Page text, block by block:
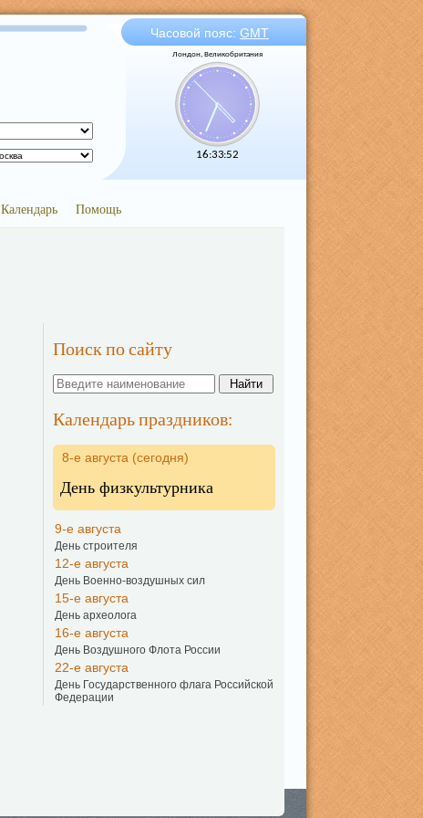
Часовой пояс: GMT
Лондон, Великобритания
16:33:52
Календарь Помощь
Поиск по сайту
Календарь праздников:
8-е августа (сегодня)
День физкультурника
9-е августа
День строителя
12-е августа
День Военно-воздушных сил
15-е августа
День археолога
16-е августа
День Воздушного Флота России
22-е августа
День Государственного флага Российской
Федерации